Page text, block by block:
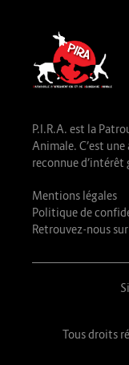
P.I.R.A. est la
Animale. C’est
reconnue d’intérêt
Mentions légales
Politique de
Retrouvez-nous
Tous droits